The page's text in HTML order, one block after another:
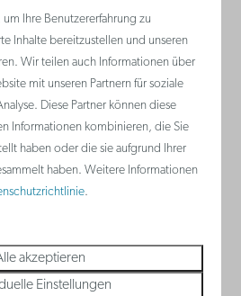
Küste
bei Holiday Suites
Ihre Benutzererfahrung zu
Inhalte bereitzustellen und unseren
Wir teilen auch Informationen über
mit unseren Partnern für soziale
Diese Partner können diese
Informationen kombinieren, die Sie
haben oder die sie aufgrund Ihrer
haben. Weitere Informationen
.
akzeptieren
Einstellungen